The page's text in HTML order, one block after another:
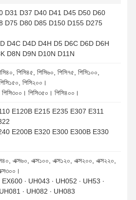
D31 D37 D40 D41 D45 D50 D60
D75 D80 D85 D150 D155 D275
D4C D4D D4H D5 D6C D6D D6H
D8N D9N D10N D11N
পিসি৪৫, পিসি৬০, পিসি৭৫, পিসি১০০,
পিসি২০০।
পিসি৩৫০। পিসি৪০০।
E120B E215 E235 E307 E311
E200B E320 E300 E300B E330
এক্স৬০, এক্স১০০, এক্স১২০, এক্স২০০, এক্স২২০,
EX600 ∙ UH043 ∙ UH052 ∙ UH53 ∙
∙ UH082 ∙ UH083